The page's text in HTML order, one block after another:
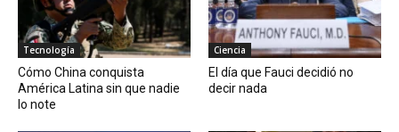
Tecnología
Cómo China conquista
América Latina sin que nadie
lo note
Ciencia
El día que Fauci decidió no
decir nada